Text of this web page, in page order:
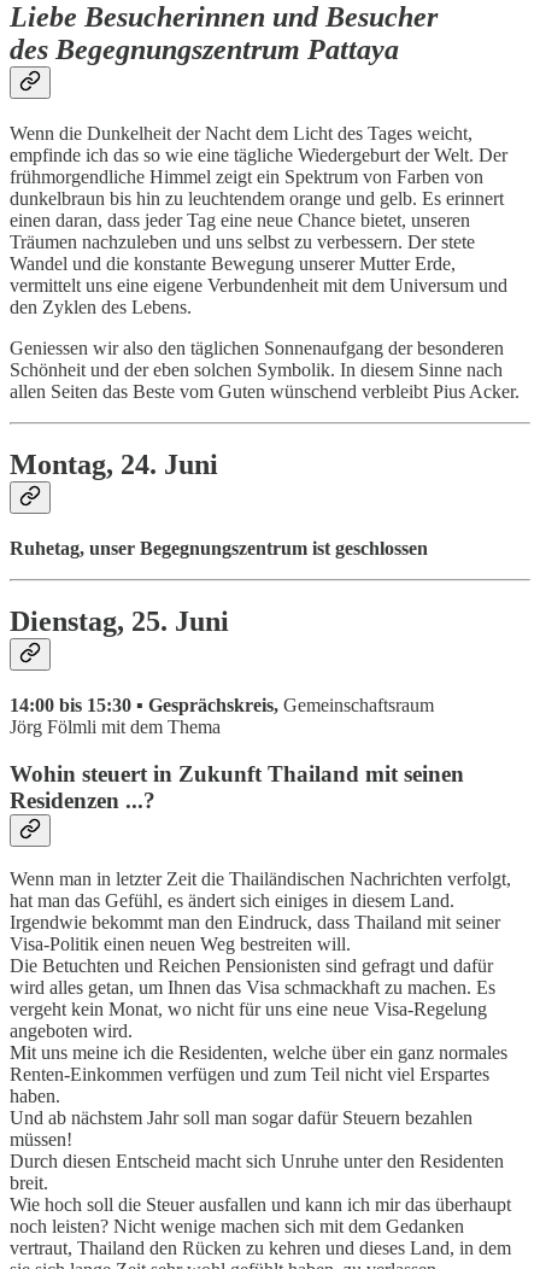
Liebe Besucherinnen und Besucher
des Begegnungszentrum Pattaya
Wenn die Dunkelheit der Nacht dem Licht des Tages weicht,
empfinde ich das so wie eine tägliche Wiedergeburt der Welt. Der
frühmorgendliche Himmel zeigt ein Spektrum von Farben von
dunkelbraun bis hin zu leuchtendem orange und gelb. Es erinnert
einen daran, dass jeder Tag eine neue Chance bietet, unseren
Träumen nachzuleben und uns selbst zu verbessern. Der stete
Wandel und die konstante Bewegung unserer Mutter Erde,
vermittelt uns eine eigene Verbundenheit mit dem Universum und
den Zyklen des Lebens.
Geniessen wir also den täglichen Sonnenaufgang der besonderen
Schönheit und der eben solchen Symbolik. In diesem Sinne nach
allen Seiten das Beste vom Guten wünschend verbleibt Pius Acker.
Montag, 24. Juni
Ruhetag, unser Begegnungszentrum ist geschlossen
Dienstag, 25. Juni
14:00 bis 15:30 ▪ Gesprächskreis, Gemeinschaftsraum
Jörg Fölmli mit dem Thema
Wohin steuert in Zukunft Thailand mit seinen
Residenzen ...?
Wenn man in letzter Zeit die Thailändischen Nachrichten verfolgt,
hat man das Gefühl, es ändert sich einiges in diesem Land.
Irgendwie bekommt man den Eindruck, dass Thailand mit seiner
Visa-Politik einen neuen Weg bestreiten will.
Die Betuchten und Reichen Pensionisten sind gefragt und dafür
wird alles getan, um Ihnen das Visa schmackhaft zu machen. Es
vergeht kein Monat, wo nicht für uns eine neue Visa-Regelung
angeboten wird.
Mit uns meine ich die Residenten, welche über ein ganz normales
Renten-Einkommen verfügen und zum Teil nicht viel Erspartes
haben.
Und ab nächstem Jahr soll man sogar dafür Steuern bezahlen
müssen!
Durch diesen Entscheid macht sich Unruhe unter den Residenten
breit.
Wie hoch soll die Steuer ausfallen und kann ich mir das überhaupt
noch leisten? Nicht wenige machen sich mit dem Gedanken
vertraut, Thailand den Rücken zu kehren und dieses Land, in dem